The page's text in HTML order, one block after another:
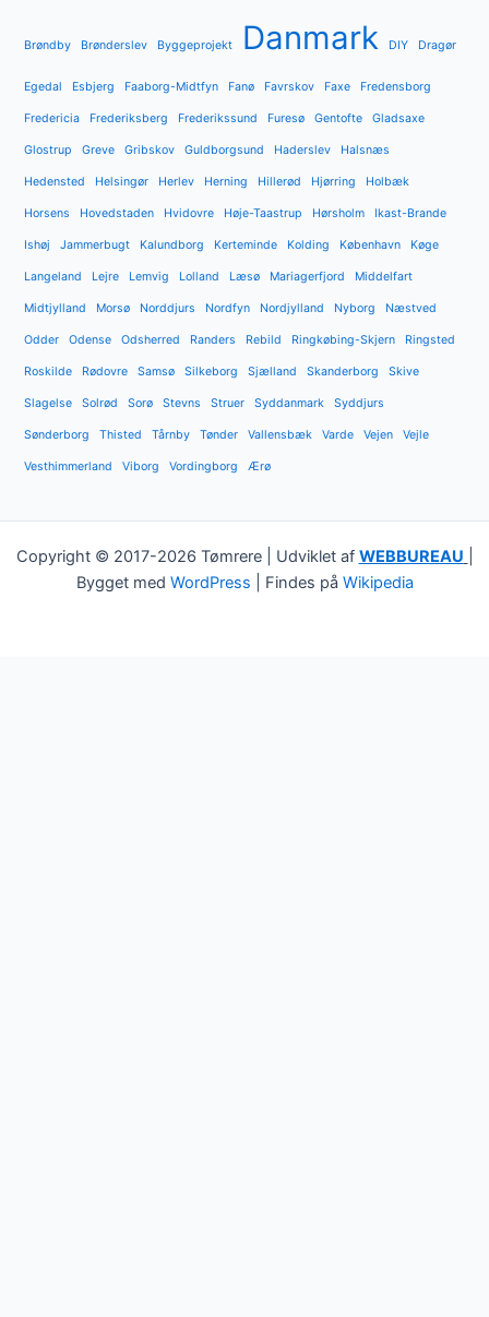
Brøndby Brønderslev Byggeprojekt Danmark DIY Dragør
Egedal Esbjerg Faaborg-Midtfyn Fanø Favrskov Faxe Fredensborg
Fredericia Frederiksberg Frederikssund Furesø Gentofte Gladsaxe
Glostrup Greve Gribskov Guldborgsund Haderslev Halsnæs
Hedensted Helsingør Herlev Herning Hillerød Hjørring Holbæk
Horsens Hovedstaden Hvidovre Høje-Taastrup Hørsholm Ikast-Brande
Ishøj Jammerbugt Kalundborg Kerteminde Kolding København Køge
Langeland Lejre Lemvig Lolland Læsø Mariagerfjord Middelfart
Midtjylland Morsø Norddjurs Nordfyn Nordjylland Nyborg Næstved
Odder Odense Odsherred Randers Rebild Ringkøbing-Skjern Ringsted
Roskilde Rødovre Samsø Silkeborg Sjælland Skanderborg Skive
Slagelse Solrød Sorø Stevns Struer Syddanmark Syddjurs
Sønderborg Thisted Tårnby Tønder Vallensbæk Varde Vejen Vejle
Vesthimmerland Viborg Vordingborg Ærø
Copyright © 2017-2026 Tømrere | Udviklet af WEBBUREAU
Bygget med WordPress | Findes på Wikipedia